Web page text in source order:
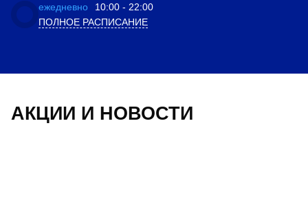
ежедневно
10:00 - 22:00
ПОЛНОЕ РАСПИСАНИЕ
АКЦИИ И НОВОСТИ